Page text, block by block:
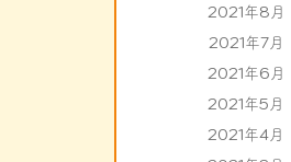
2021年8月
2021年7月
2021年6月
2021年5月
2021年4月